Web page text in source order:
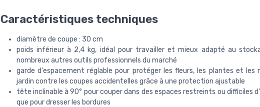
Caractéristiques techniques
diamètre de coupe : 30 cm
poids inférieur à 2,4 kg, idéal pour travailler et mieux adapté au
nombreux autres outils professionnels du marché
garde d'espacement réglable pour protéger les fleurs, les plantes et les
jardin contre les coupes accidentelles grâce à une protection ajustable
tête inclinable à 90° pour couper dans des espaces restreints ou difficiles
que pour dresser les bordures